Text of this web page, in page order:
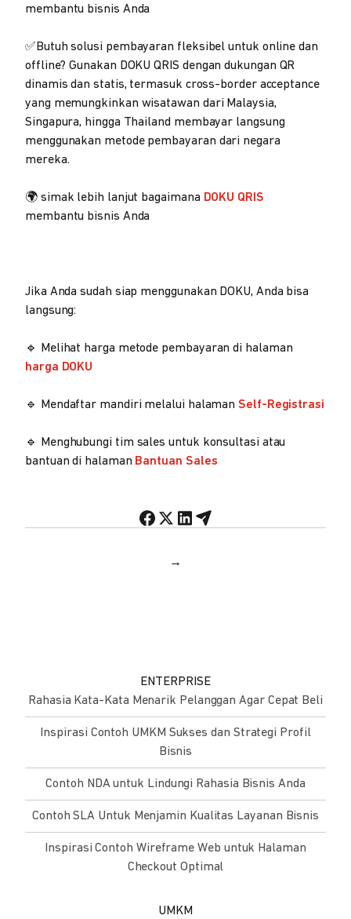
membantu bisnis Anda
✅Butuh solusi pembayaran fleksibel untuk online dan
offline? Gunakan DOKU QRIS dengan dukungan QR
dinamis dan statis, termasuk cross-border acceptance
yang memungkinkan wisatawan dari Malaysia,
Singapura, hingga Thailand membayar langsung
menggunakan metode pembayaran dari negara
mereka.
🌍 simak lebih lanjut bagaimana DOKU QRIS
membantu bisnis Anda
Jika Anda sudah siap menggunakan DOKU, Anda bisa
langsung:
🔹 Melihat harga metode pembayaran di halaman
harga DOKU
🔹 Mendaftar mandiri melalui halaman Self-Registrasi
🔹 Menghubungi tim sales untuk konsultasi atau
bantuan di halaman Bantuan Sales
→
ENTERPRISE
Rahasia Kata-Kata Menarik Pelanggan Agar Cepat Beli
Inspirasi Contoh UMKM Sukses dan Strategi Profil
Bisnis
Contoh NDA untuk Lindungi Rahasia Bisnis Anda
Contoh SLA Untuk Menjamin Kualitas Layanan Bisnis
Inspirasi Contoh Wireframe Web untuk Halaman
Checkout Optimal
UMKM